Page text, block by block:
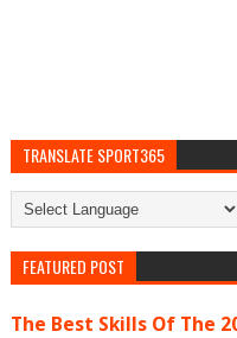
TRANSLATE SPORT365
FEATURED POST
The Best Skills Of The